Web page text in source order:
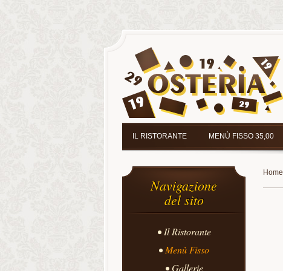
IL RISTORANTE MENÙ FISSO 35,00
Home
Navigazione
del sito
Il Ristorante
Menù Fisso
Gallerie